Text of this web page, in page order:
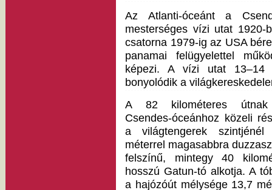
Az Atlanti-óceánt a
mesterséges vízi utat
csatorna 1979-ig az USA
panamai felügyelettel
képezi. A vízi utat
bonyolódik a
A 82 kilométeres
Csendes-óceánhoz közeli
a világtengerek szintjénél
méterrel magasabbra
felszínű, mintegy 40
hosszú Gatun-tó alkotja. A
a hajózóút mélysége 13,7